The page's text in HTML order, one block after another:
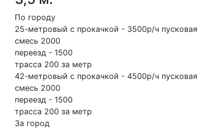
По городу
25-метровый с прокачкой - 3500р/ч пусковая
смесь 2000
переезд - 1500
трасса 200 за метр
42-метровый с прокачкой - 4500р/ч пусковая
смесь 2000
переезд - 1500
трасса 200 за метр
За город